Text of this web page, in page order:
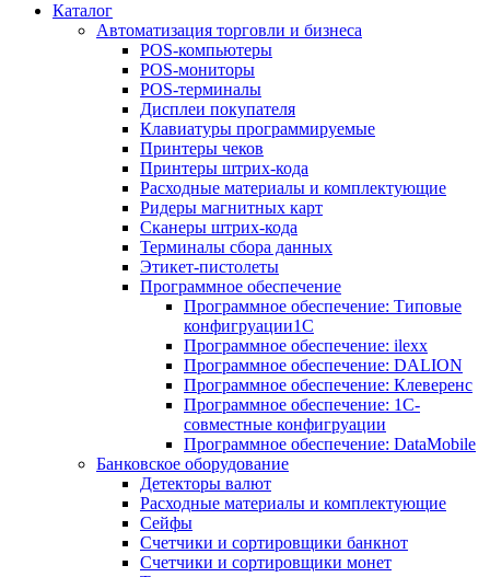
Каталог
Автоматизация торговли и бизнеса
POS-компьютеры
POS-мониторы
POS-терминалы
Дисплеи покупателя
Клавиатуры программируемые
Принтеры чеков
Принтеры штрих-кода
Расходные материалы и комплектующие
Ридеры магнитных карт
Сканеры штрих-кода
Терминалы сбора данных
Этикет-пистолеты
Программное обеспечение
Программное обеспечение: Типовые
конфигруации1С
Программное обеспечение: ilexx
Программное обеспечение: DALION
Программное обеспечение: Клеверенс
Программное обеспечение: 1С-
совместные конфигруации
Программное обеспечение: DataMobile
Банковское оборудование
Детекторы валют
Расходные материалы и комплектующие
Сейфы
Счетчики и сортировщики банкнот
Счетчики и сортировщики монет